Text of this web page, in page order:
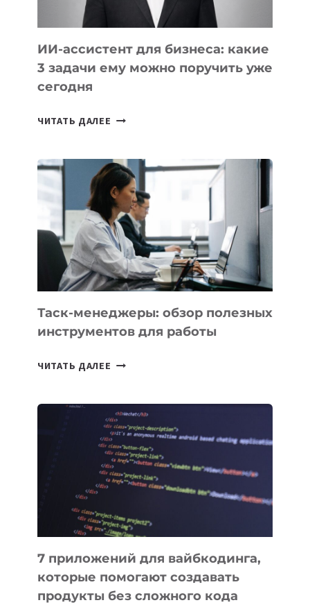
ИИ-ассистент для бизнеса: какие
3 задачи ему можно поручить уже
сегодня
ЧИТАТЬ ДАЛЕЕ ИИ-
БИЗНЕСА:
КАКИЕ
3
ЗАДАЧИ
ЕМУ
МОЖНО
ПОРУЧИТЬ
УЖЕ
СЕГОДНЯ
Таск-менеджеры: обзор полезных
инструментов для работы
ЧИТАТЬ ДАЛЕЕ ТАСК-
ПОЛЕЗНЫХ
ИНСТРУМЕНТОВ
ДЛЯ
РАБОТЫ
7 приложений для вайбкодинга,
которые помогают создавать
продукты без сложного кода